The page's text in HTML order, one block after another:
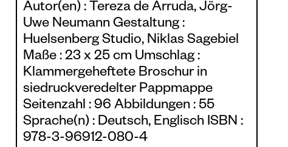
Autor(en) : Tereza de Arruda, Jörg-
Uwe Neumann Gestaltung :
Huelsenberg Studio, Niklas Sagebiel
Maße : 23 x 25 cm Umschlag :
Klammergeheftete Broschur in
siedruckveredelter Pappmappe
Seitenzahl : 96 Abbildungen : 55
Sprache(n) : Deutsch, Englisch ISBN :
978-3-96912-080-4